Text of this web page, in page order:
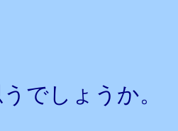
でしょうか。